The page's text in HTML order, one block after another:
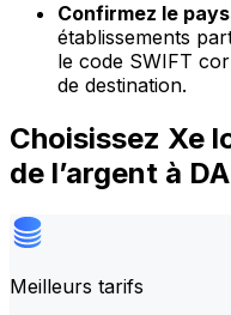
Confirmez le
établissements
le code SWIFT
de destination.
Choisissez Xe
de l’argent à
Meilleurs tarifs